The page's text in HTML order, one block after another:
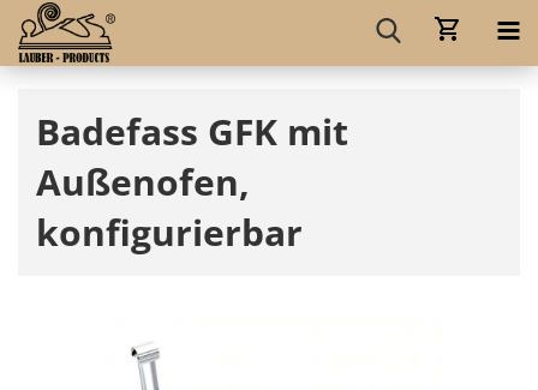
Badefass GFK mit
Außenofen,
konfigurierbar